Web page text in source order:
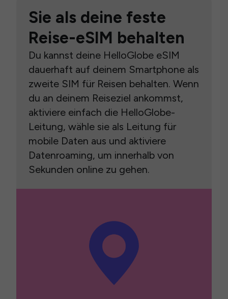
Sie als deine feste
Reise-eSIM behalten
Du kannst deine HelloGlobe eSIM
dauerhaft auf deinem Smartphone als
zweite SIM für Reisen behalten. Wenn
du an deinem Reiseziel ankommst,
aktiviere einfach die HelloGlobe-
Leitung, wähle sie als Leitung für
mobile Daten aus und aktiviere
Datenroaming, um innerhalb von
Sekunden online zu gehen.